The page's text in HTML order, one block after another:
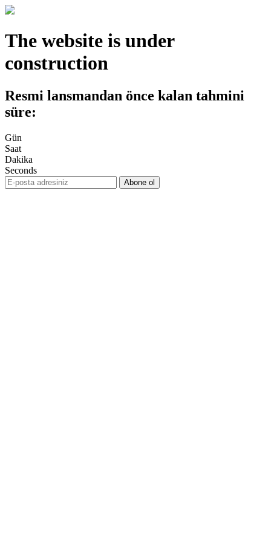
The website is under
construction
Resmi lansmandan önce kalan tahmini
süre:
Gün
Saat
Dakika
Seconds